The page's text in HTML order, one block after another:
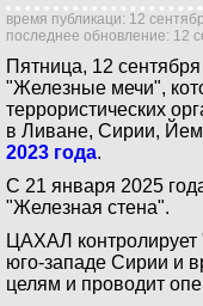
время публикаци: 12
последнее обновление: 12
Пятница, 12
"Железные мечи",
террористических
в Ливане, Сирии,
2023 года.
C 21 января 2025
"Железная стена".
ЦАХАЛ
юго-западе Сирии и
целям и проводит